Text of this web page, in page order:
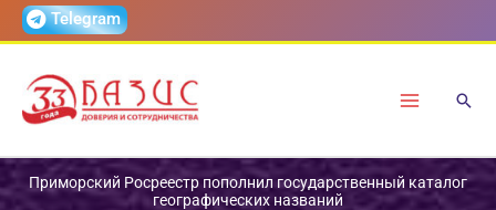
ПерейтиTelegram
Приморский Росреестр пополнил государственный каталог
географических названий